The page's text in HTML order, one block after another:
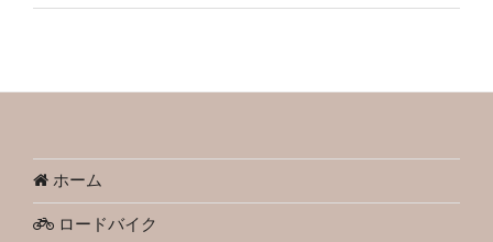
ホーム
ロードバイク